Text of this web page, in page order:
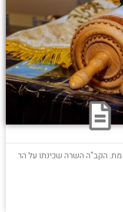
הקב"ה השרה שכינתו על הר